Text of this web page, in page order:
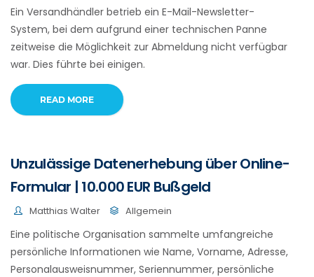
Ein Versandhändler betrieb ein E-Mail-Newsletter-
System, bei dem aufgrund einer technischen Panne
zeitweise die Möglichkeit zur Abmeldung nicht verfügbar
war. Dies führte bei einigen.
READ MORE
Unzulässige Datenerhebung über Online-
Formular | 10.000 EUR Bußgeld
Matthias Walter Allgemein
Eine politische Organisation sammelte umfangreiche
persönliche Informationen wie Name, Vorname, Adresse,
Personalausweisnummer, Seriennummer, persönliche